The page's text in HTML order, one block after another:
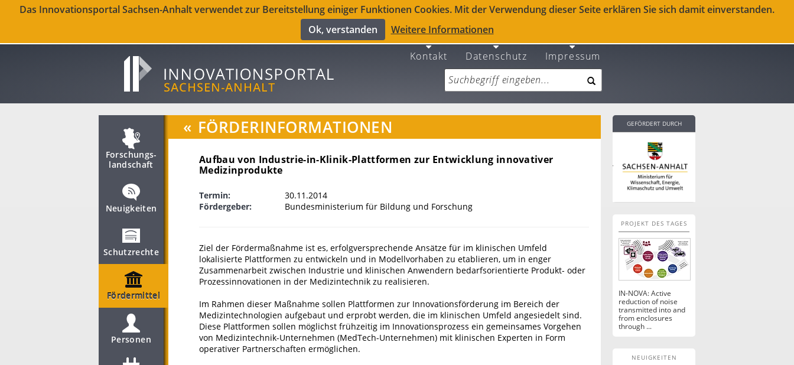
Das Innovationsportal Sachsen-Anhalt verwendet zur Bereitstellung einiger Funktionen Cookies. Mit der Verwendung dieser Seite erklären Sie sich damit einverstanden.
Ok, verstanden
Weitere Informationen
Kontakt Datenschutz Impressum
Forschungs­
landschaft
Neuigkeiten
Schutzrechte
Fördermittel
Personen
« FÖRDERINFORMATIONEN
Aufbau von Industrie-in-Klinik-Plattformen zur Entwicklung innovativer
Medizinprodukte
Termin:
30.11.2014
Fördergeber:
Bundesministerium für Bildung und Forschung
Ziel der Fördermaßnahme ist es, erfolgversprechende Ansätze für im klinischen Umfeld
lokalisierte Plattformen zu entwickeln und in Modellvorhaben zu etablieren, um in enger
Zusammenarbeit zwischen Industrie und klinischen ­Anwendern bedarfsorientierte Produkt- oder
Prozessinnovationen in der Medizintechnik zu realisieren.
Im Rahmen dieser Maßnahme sollen Plattformen zur Innovationsförderung im Bereich der
Medizintechnologien aufgebaut und erprobt werden, die im klinischen Umfeld angesiedelt sind.
Diese Plattformen sollen möglichst frühzeitig im Innovationsprozess ein gemeinsames Vorgehen
von Medizintechnik-Unternehmen (MedTech-Unternehmen) mit ­klinischen Experten in Form
operativer Partnerschaften ermöglichen.
GEFÖRDERT DURCH
PROJEKT DES TAGES
IN-NOVA: Active
reduction of noise
transmitted into and
from enclosures
through ...
NEUIGKEITEN